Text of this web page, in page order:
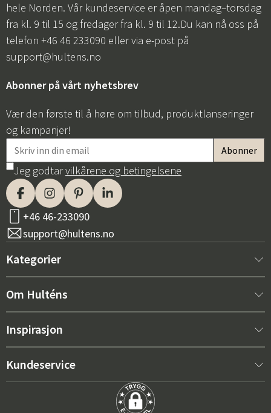
hele Norden. Vår kundeservice er åpen mandag–torsdag
fra kl. 9 til 15 og fredager fra kl. 9 til 12.Du kan nå oss på
telefon +46 46 233090 eller via e-post på
support@hultens.no
Abonner på vårt nyhetsbrev
Vær den første til å høre om tilbud, produktlanseringer
og kampanjer!
Jeg godtarvilkårene og betingelsene
+46 46-233090
support@hultens.no
Kategorier
Nytt hos oss
Innredning
Om Hulténs
Om Hulténs
Salgsavdeling
Inspirasjon
Bestselger
Kundeservice